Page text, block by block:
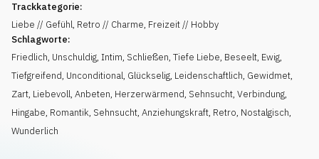
Trackkategorie:
Liebe // Gefühl, Retro // Charme, Freizeit // Hobby
Schlagworte:
Friedlich, Unschuldig, Intim, Schließen, Tiefe Liebe, Beseelt, Ewig,
Tiefgreifend, Unconditional, Glückselig, Leidenschaftlich, Gewidmet,
Zart, Liebevoll, Anbeten, Herzerwärmend, Sehnsucht, Verbindung,
Hingabe, Romantik, Sehnsucht, Anziehungskraft, Retro, Nostalgisch,
Wunderlich